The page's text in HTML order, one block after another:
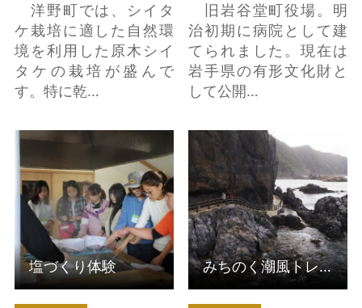
洋野町では、シイタ
ケ栽培に適した自然環
境を利用した原木シイ
タケの栽培が盛んで
す。特に乾…
旧岩谷堂町役場。明
治初期に病院として建
てられました。現在は
岩手県の有形文化財と
して公開…
塩づくり体験 の詳細は
こちら
塩づくり体験
みちのく潮風トレイル
（久慈市〜田野畑村）
の詳細はこちら
みちのく潮風トレイル（久慈市〜田野畑村）